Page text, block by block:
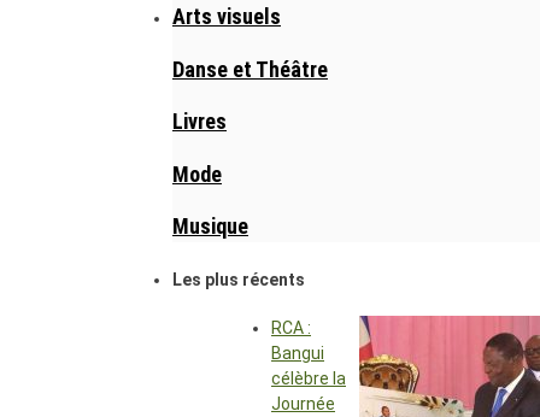
Arts visuels
Danse et Théâtre
Livres
Mode
Musique
Les plus récents
RCA :
Bangui
célèbre la
Journée